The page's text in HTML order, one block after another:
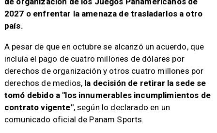
2027 o enfrentar la amenaza de trasladarlos a otro
país.
A pesar de que en octubre se alcanzó un acuerdo, que
incluía el pago de cuatro millones de dólares por
derechos de organización y otros cuatro millones por
derechos de medios, la decisión de retirar la sede se
tomó debido a "los innumerables incumplimientos de
contrato vigente", según lo declarado en un
comunicado oficial de Panam Sports.